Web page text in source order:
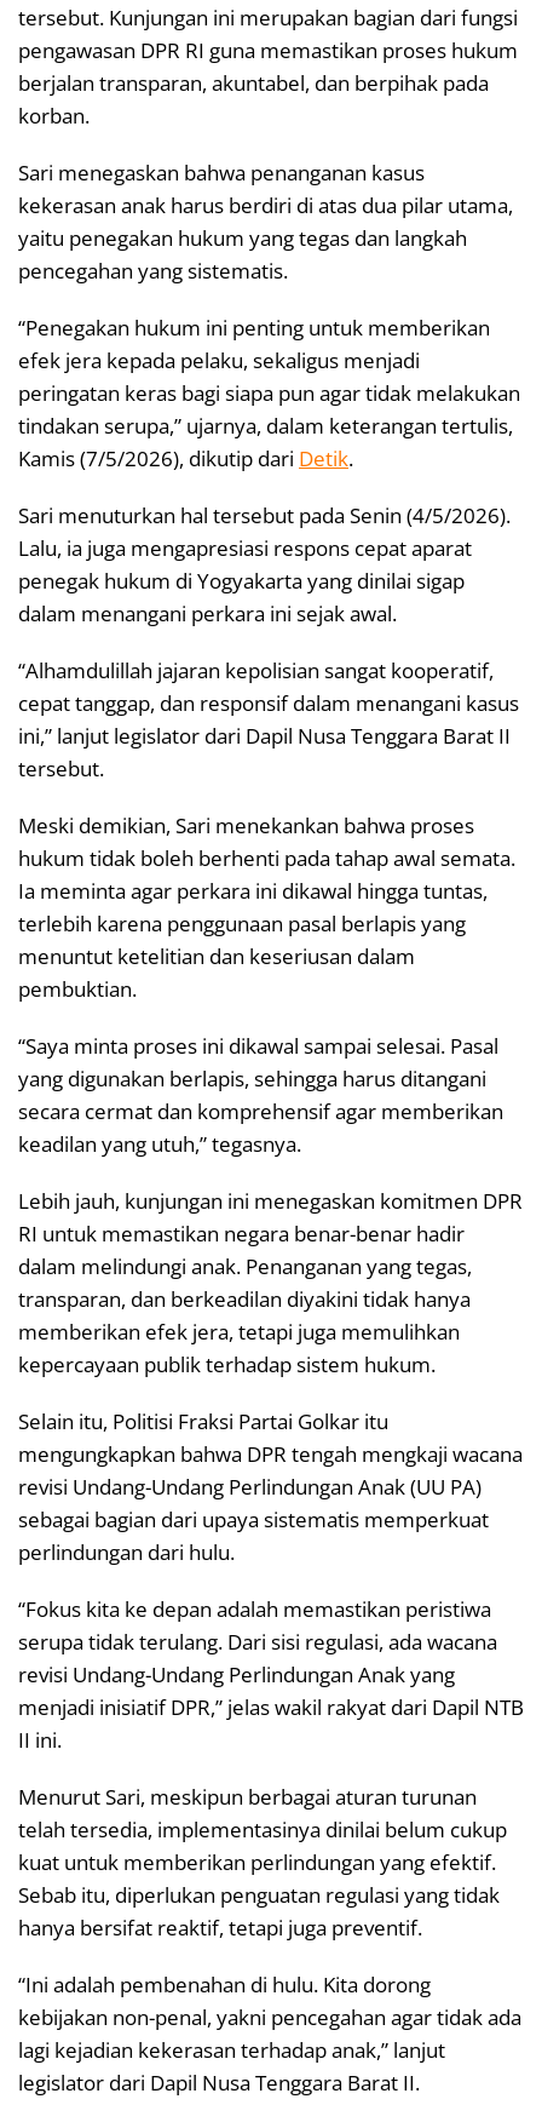
tersebut. Kunjungan ini merupakan bagian dari fungsi
pengawasan DPR RI guna memastikan proses hukum
berjalan transparan, akuntabel, dan berpihak pada
korban.
Sari menegaskan bahwa penanganan kasus
kekerasan anak harus berdiri di atas dua pilar utama,
yaitu penegakan hukum yang tegas dan langkah
pencegahan yang sistematis.
“Penegakan hukum ini penting untuk memberikan
efek jera kepada pelaku, sekaligus menjadi
peringatan keras bagi siapa pun agar tidak melakukan
tindakan serupa,” ujarnya, dalam keterangan tertulis,
Kamis (7/5/2026), dikutip dari Detik.
Sari menuturkan hal tersebut pada Senin (4/5/2026).
Lalu, ia juga mengapresiasi respons cepat aparat
penegak hukum di Yogyakarta yang dinilai sigap
dalam menangani perkara ini sejak awal.
“Alhamdulillah jajaran kepolisian sangat kooperatif,
cepat tanggap, dan responsif dalam menangani kasus
ini,” lanjut legislator dari Dapil Nusa Tenggara Barat II
tersebut.
Meski demikian, Sari menekankan bahwa proses
hukum tidak boleh berhenti pada tahap awal semata.
Ia meminta agar perkara ini dikawal hingga tuntas,
terlebih karena penggunaan pasal berlapis yang
menuntut ketelitian dan keseriusan dalam
pembuktian.
“Saya minta proses ini dikawal sampai selesai. Pasal
yang digunakan berlapis, sehingga harus ditangani
secara cermat dan komprehensif agar memberikan
keadilan yang utuh,” tegasnya.
Lebih jauh, kunjungan ini menegaskan komitmen DPR
RI untuk memastikan negara benar-benar hadir
dalam melindungi anak. Penanganan yang tegas,
transparan, dan berkeadilan diyakini tidak hanya
memberikan efek jera, tetapi juga memulihkan
kepercayaan publik terhadap sistem hukum.
Selain itu, Politisi Fraksi Partai Golkar itu
mengungkapkan bahwa DPR tengah mengkaji wacana
revisi Undang-Undang Perlindungan Anak (UU PA)
sebagai bagian dari upaya sistematis memperkuat
perlindungan dari hulu.
“Fokus kita ke depan adalah memastikan peristiwa
serupa tidak terulang. Dari sisi regulasi, ada wacana
revisi Undang-Undang Perlindungan Anak yang
menjadi inisiatif DPR,” jelas wakil rakyat dari Dapil NTB
II ini.
Menurut Sari, meskipun berbagai aturan turunan
telah tersedia, implementasinya dinilai belum cukup
kuat untuk memberikan perlindungan yang efektif.
Sebab itu, diperlukan penguatan regulasi yang tidak
hanya bersifat reaktif, tetapi juga preventif.
“Ini adalah pembenahan di hulu. Kita dorong
kebijakan non-penal, yakni pencegahan agar tidak ada
lagi kejadian kekerasan terhadap anak,” lanjut
legislator dari Dapil Nusa Tenggara Barat II.